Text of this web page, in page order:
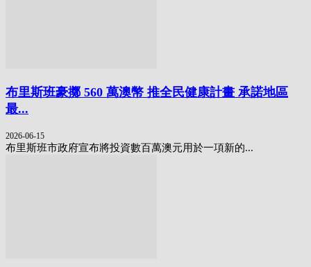
布里斯班豪擲 560 萬澳幣 推全民健康計畫 承諾地區
最...
2026-06-15
布里斯班市政府宣布將投資數百萬澳元用於一項新的...